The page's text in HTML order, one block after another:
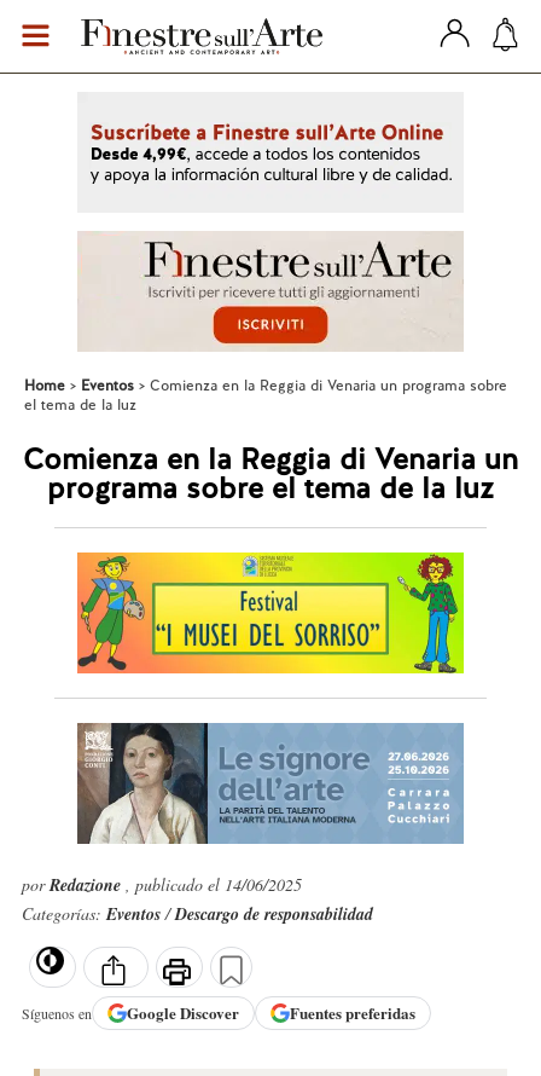
Home Eventos
Comienza en la Reggia di Venaria un programa sobre
el tema de la luz
Comienza en la Reggia di Venaria un
programa sobre el tema de la luz
porRedazione , publicado el 14/06/2025
Categorías:Eventos/Descargo de responsabilidad
Síguenos en GoogleDiscover Fuentes preferidas